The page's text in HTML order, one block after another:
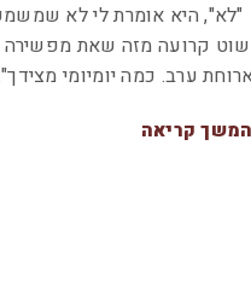
"לא", היא אומרת לי לא
קרועה מזה שאת מפשירה
ערב. כמה יומיומי
קריאה